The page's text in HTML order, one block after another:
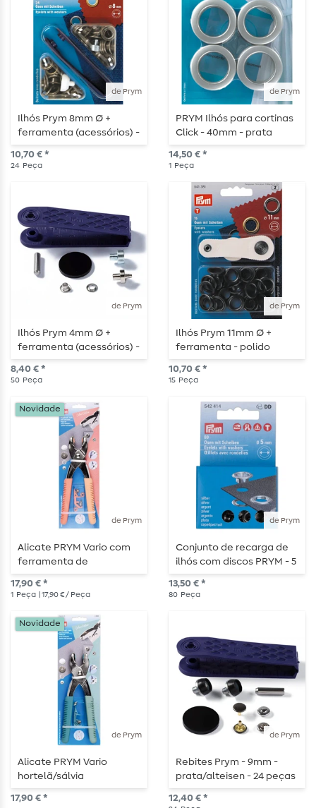
de Prym
Ilhós Prym 8mm Ø +
ferramenta (acessórios) -
latão antigo
10,70 € *
24 Peça
de Prym
PRYM Ilhós para cortinas
Click - 40mm - prata
mate
14,50 € *
1 Peça
de Prym
Ilhós Prym 4mm Ø +
ferramenta (acessórios) -
dourado
8,40 € *
50 Peça
de Prym
Ilhós Prym 11mm Ø +
ferramenta - polido
10,70 € *
15 Peça
de Prym
Novidade
Alicate PRYM Vario com
ferramenta de
perfuração - damasco
17,90 € *
1 Peça | 17,90 € / Peça
de Prym
Conjunto de recarga de
ilhós com discos PRYM - 5
mm - prateado
13,50 € *
80 Peça
de Prym
Novidade
Alicate PRYM Vario
hortelã/sálvia
17,90 € *
de Prym
Rebites Prym - 9mm -
prata/alteisen - 24 peças
12,40 € *